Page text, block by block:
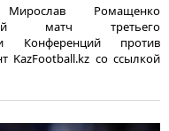
Ромащенко
матч третьего
Конференций против
KazFootball.kz со ссылкой